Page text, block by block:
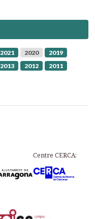
2021 2020
2019
2013 2012
2011
Centre CERCA: